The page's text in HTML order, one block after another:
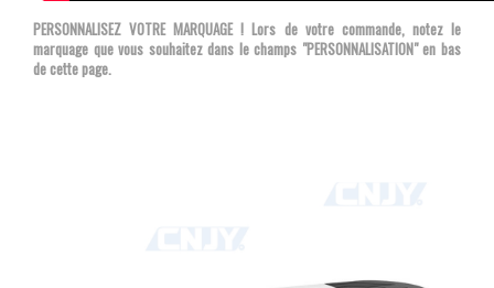
PERSONNALISEZ VOTRE MARQUAGE ! Lors de votre commande, notez le
marquage que vous souhaitez dans le champs "PERSONNALISATION" en bas
de cette page.